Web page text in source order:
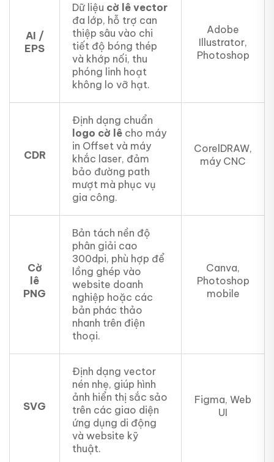
AI /
EPS
Dữ liệu cờ lê vector
đa lớp, hỗ trợ can
thiệp sâu vào chi
tiết độ bóng thép
và khớp nối, thu
phóng linh hoạt
không lo vỡ hạt.
Adobe
Illustrator,
Photoshop
CDR
Định dạng chuẩn
logo cờ lê cho máy
in Offset và máy
khắc laser, đảm
bảo đường path
mượt mà phục vụ
gia công.
CorelDRAW,
máy CNC
Cờ
lê
PNG
Bản tách nền độ
phân giải cao
300dpi, phù hợp để
lồng ghép vào
website doanh
nghiệp hoặc các
bản phác thảo
nhanh trên điện
thoại.
Canva,
Photoshop
mobile
SVG
Định dạng vector
nén nhẹ, giúp hình
ảnh hiển thị sắc sảo
trên các giao diện
ứng dụng di động
và website kỹ
thuật.
Figma, Web
UI